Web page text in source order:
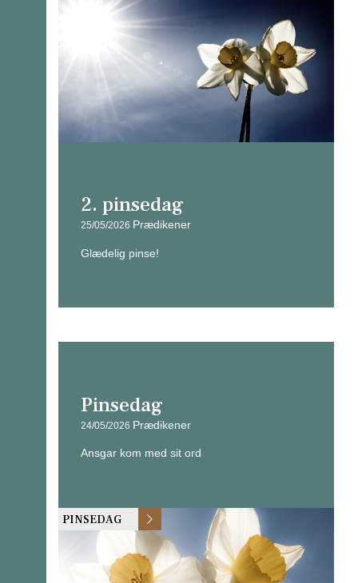
2. pinsedag
25/05/2026 Prædikener
Glædelig pinse!
Pinsedag
24/05/2026 Prædikener
Ansgar kom med sit ord
PINSEDAG